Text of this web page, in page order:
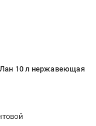
Лан 10 л нержавеющая